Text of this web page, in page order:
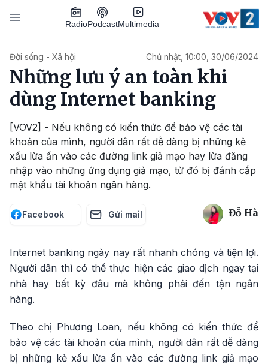
Nhảy đến nội dung
RadioPodcastMultimedia
Đời sống - Xã hội Chủ nhật, 10:00, 30/06/2024
Những lưu ý an toàn khi
dùng Internet banking
[VOV2] - Nếu không có kiến thức để bảo vệ các tài
khoản của mình, người dân rất dễ dàng bị những kẻ
xấu lừa ấn vào các đường link giả mạo hay lừa đăng
nhập vào những ứng dụng giả mạo, từ đó bị đánh cắp
mật khẩu tài khoản ngân hàng.
Facebook Gửi mail Đỗ Hà
Internet banking ngày nay rất nhanh chóng và tiện lợi.
Người dân thì có thể thực hiện các giao dịch ngay tại
nhà hay bất kỳ đâu mà không phải đến tận ngân
hàng.
Theo chị Phương Loan, nếu không có kiến thức để
bảo vệ các tài khoản của mình, người dân rất dễ dàng
bị những kẻ xấu lừa ấn vào các đường link giả mạo